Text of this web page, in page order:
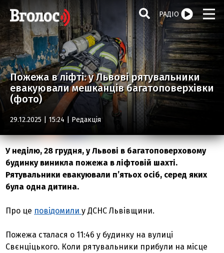
РАДІО
Пожежа в ліфті: у Львові рятувальники
евакуювали мешканців багатоповерхівки
(фото)
29.12.2025 | 15:24 | Редакція
У неділю, 28 грудня, у Львові в багатоповерховому
будинку виникла пожежа в ліфтовій шахті.
Рятувальники евакуювали п’ятьох осіб, серед яких
була одна дитина.
Про це повідомилиу ДСНС Львівщини.
Пожежа сталася о 11:46 у будинку на вулиці
Свєнціцького. Коли рятувальники прибули на місце